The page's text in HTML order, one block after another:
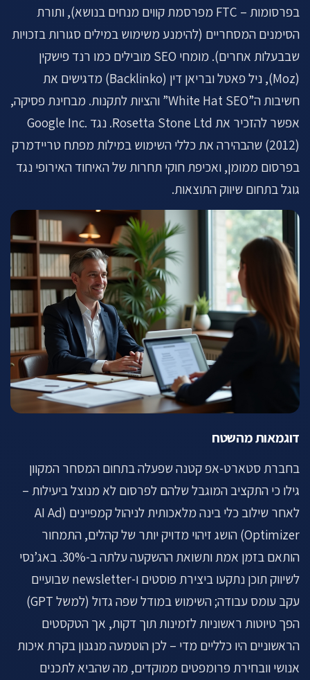
בפרסומות – FTC מפרסמת קווים מנחים בנושא), ותורת
הסימנים המסחריים (להימנע משימוש במילים סגורות בזכויות
שבבעלות אחרים). מומחי SEO מובילים כמו רנד פישקין
(Moz), ניל פאטל ובריאן דין (Backlinko) מדגישים את
חשיבות ה”White Hat SEO” והציות לתקנות. מבחינת פסיקה,
אפשר להזכיר את Rosetta Stone Ltd. נגד Google Inc.
(2012) שהבהירה את כללי השימוש במילות מפתח טריידמרק
בפרסום ממומן, ואכיפת חוקי תחרות של האיחוד האירופי נגד
גוגל בתחום שיווק התוצאות.
דוגמאות מהשטח
בחברת סטארט-אפ קטנה שפעלה בתחום המסחר המקוון
גילו כי התקציב המוגבל שלהם לפרסום לא מנוצל ביעילות –
לאחר שילוב כלי בינה מלאכותית לניהול קמפיינים (AI Ad
Optimizer) הושג זיהוי מדויק יותר של קהלים, התמחור
הותאם בזמן אמת ותשואת ההשקעה עלתה ב-30%. באג’נסי
לשיווק תוכן נתקעו ביצירת פוסטים ו-newsletter שבועיים
עקב עומס עבודה; השימוש במודל שפה גדול (למשל GPT)
הפך טיוטות ראשוניות לזמינות תוך דקות, אך הטקסטים
הראשוניים היו כלליים מדי – לכן הוטמעה מנגנון בקרת איכות
אנושי וובחירת פרומפטים ממוקדים, מה שהביא לתכנים